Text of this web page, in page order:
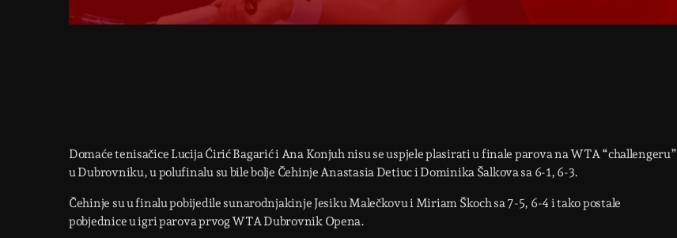
Domaće tenisačice Lucija Ćirić Bagarić i Ana Konjuh nisu se uspjele plasirati u finale parova na WTA “challengeru”
u Dubrovniku, u polufinalu su bile bolje Čehinje Anastasia Detiuc i Dominika Šalkova sa 6-1, 6-3.
Čehinje su u finalu pobijedile sunarodnjakinje Jesiku Malečkovu i Miriam Škoch sa 7-5, 6-4 i tako postale
pobjednice u igri parova prvog WTA Dubrovnik Opena.